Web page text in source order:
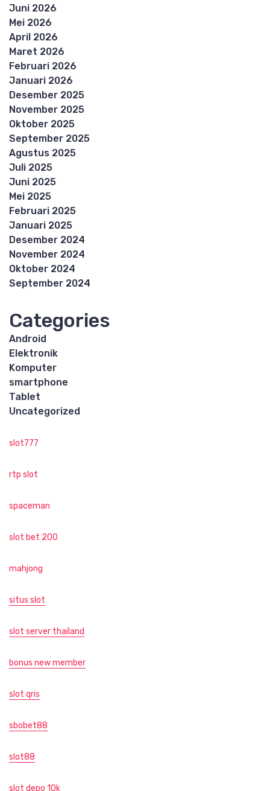
Juni 2026
Mei 2026
April 2026
Maret 2026
Februari 2026
Januari 2026
Desember 2025
November 2025
Oktober 2025
September 2025
Agustus 2025
Juli 2025
Juni 2025
Mei 2025
Februari 2025
Januari 2025
Desember 2024
November 2024
Oktober 2024
September 2024
Categories
Android
Elektronik
Komputer
smartphone
Tablet
Uncategorized
slot777
rtp slot
spaceman
slot bet 200
mahjong
situs slot
slot server thailand
bonus new member
slot qris
sbobet88
slot88
slot depo 10k